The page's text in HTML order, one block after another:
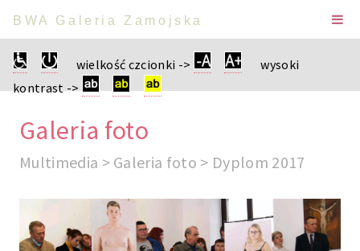
BWA Galeria Zamojska
wielkość czcionki ->
wysoki
kontrast ->
Galeria foto
Multimedia > Galeria foto > Dyplom 2017